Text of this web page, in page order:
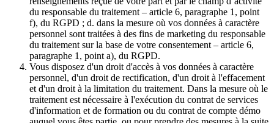
du responsable du traitement – article 6, paragraphe 1, point
f), du RGPD ; d. dans la mesure où vos données à caractère
personnel sont traitées à des fins de marketing du responsable
du traitement sur la base de votre consentement – article 6,
paragraphe 1, point a), du RGPD.
Vous disposez d'un droit d'accès à vos données à caractère
personnel, d'un droit de rectification, d'un droit à l'effacement
et d'un droit à la limitation du traitement. Dans la mesure où le
traitement est nécessaire à l'exécution du contrat de services
d'information et de formation ou du contrat de compte démo